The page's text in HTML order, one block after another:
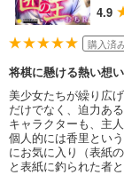
4.9
購入済
将棋に懸ける熱い想
美少女たちが繰り広
だけでなく、迫力あ
キャラクターも、主
個人的には香里とい
にお気に入り（表紙
と表紙に釣られた者